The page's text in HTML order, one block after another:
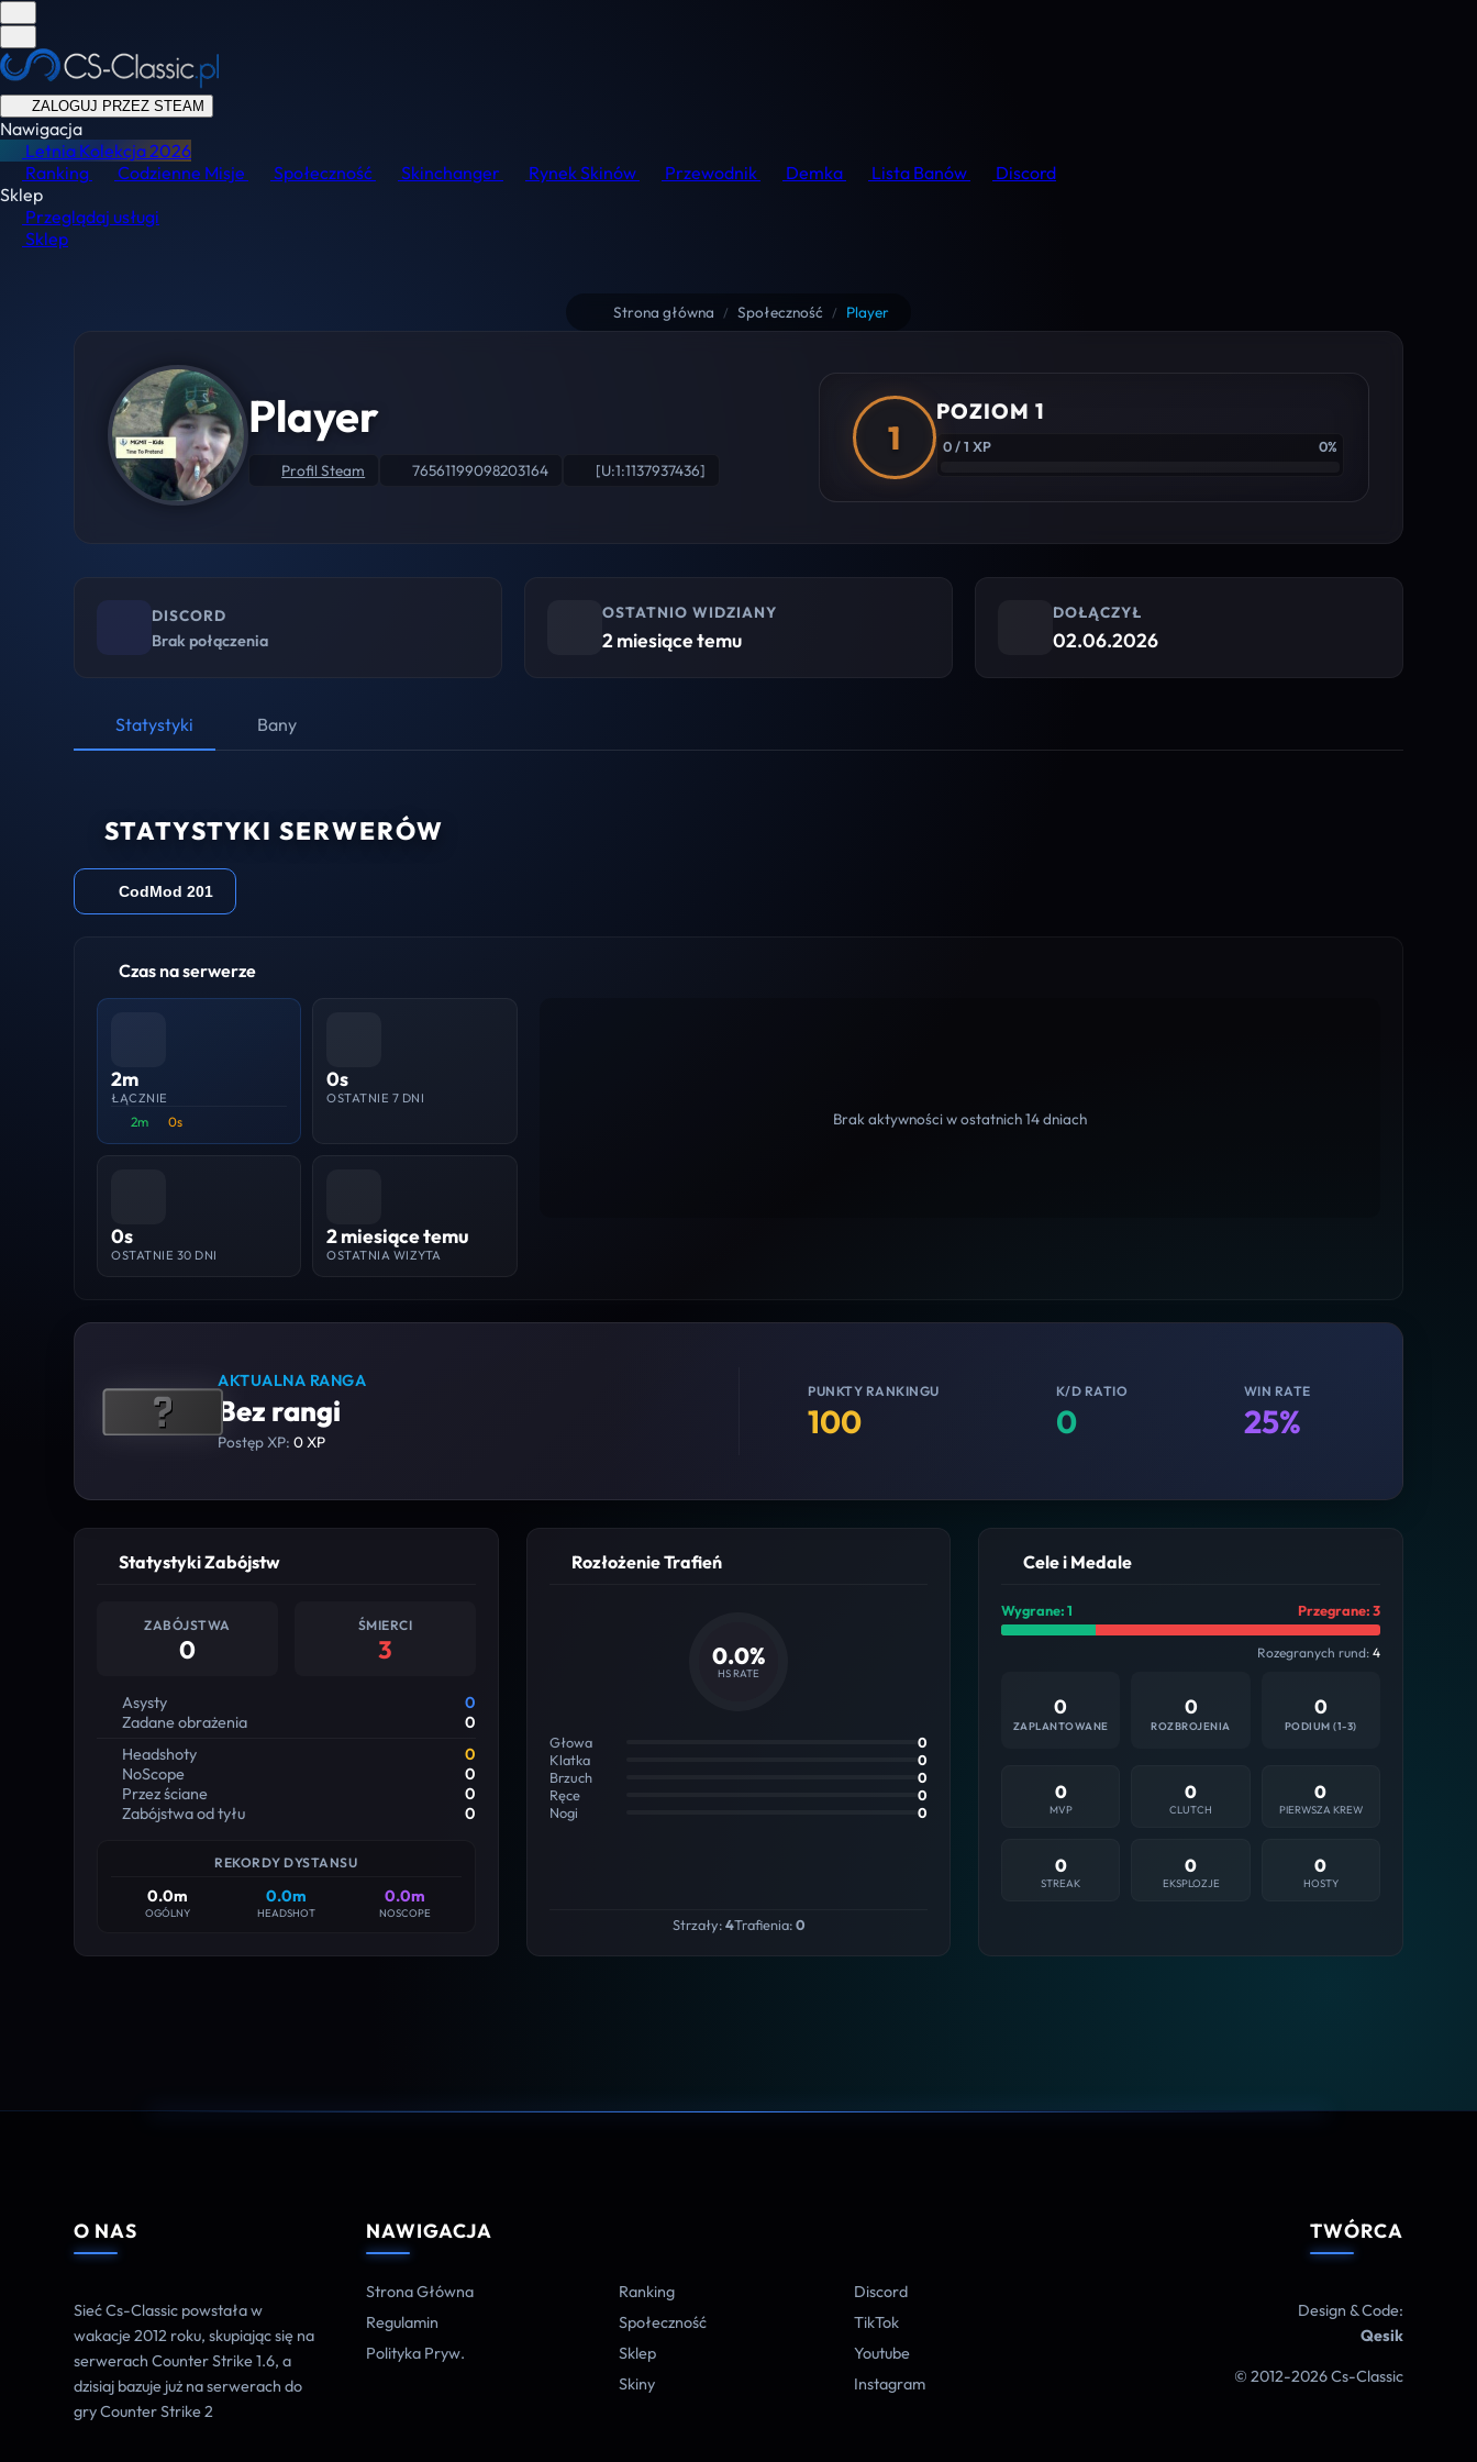
ZALOGUJ PRZEZ STEAM
Nawigacja
Letnia Kolekcja2026
Ranking
Codzienne Misje Społeczność Skinchanger Rynek Skinów Przewodnik Demka Lista Banów
Discord
Sklep
Przeglądaj usługi
Sklep
Strona główna / Społeczność / Player
Player
Profil Steam 76561199098203164 [U:1:1137937436]
1
POZIOM 1
0 / 1 XP 0%
DISCORD
Brak połączenia
OSTATNIO WIDZIANY
2 miesiące temu
DOŁĄCZYŁ
02.06.2026
Statystyki Bany
STATYSTYKI SERWERÓW
CodMod 201
Czas na serwerze
2m
ŁĄCZNIE
2m 0s
0s
OSTATNIE 7 DNI
0s
OSTATNIE 30 DNI
2 miesiące temu
OSTATNIA WIZYTA
Brak aktywności w ostatnich 14 dniach
AKTUALNA RANGA
Bez rangi
Postęp XP:0 XP
PUNKTY RANKINGU
100
K/D RATIO
0
WIN RATE
25%
Statystyki Zabójstw
ZABÓJSTWA
0
ŚMIERCI
3
Asysty
0
Zadane obrażenia
0
Headshoty
0
NoScope
0
Przez ściane
0
Zabójstwa od tyłu
0
REKORDY DYSTANSU
0.0m
OGÓLNY
0.0m
HEADSHOT
0.0m
NOSCOPE
Rozłożenie Trafień
0.0%
HS RATE
Głowa
0
Klatka
0
Brzuch
0
Ręce
0
Nogi
0
Strzały:4Trafienia:0
Cele i Medale
Wygrane: 1 Przegrane: 3
Rozegranych rund: 4
0
ZAPLANTOWANE
0
ROZBROJENIA
0
PODIUM (1-3)
0
MVP
0
CLUTCH
0
PIERWSZA KREW
0
STREAK
0
EKSPLOZJE
0
HOSTY
O NAS
Sieć Cs-Classic powstała w
wakacje 2012 roku, skupiając się na
serwerach Counter Strike 1.6, a
dzisiaj bazuje już na serwerach do
gry Counter Strike 2
NAWIGACJA
Strona Główna
Regulamin
Polityka Pryw.
Ranking
Społeczność
Sklep
Skiny
Discord
TikTok
Youtube
Instagram
TWÓRCA
Design & Code:
Qesik
© 2012-2026 Cs-Classic